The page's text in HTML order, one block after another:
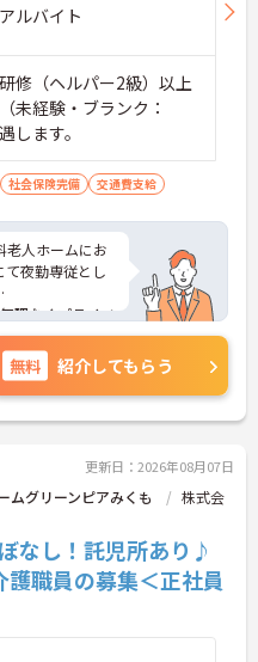
ルバイト
修（ヘルパー2級）以上
未経験・ブランク：
ます。
社会保険完備 交通費支給
老人ホームにお
て夜勤専従とし
理なくプライベ
けます。また、
でも安心して
ントなど、さら
ご相談くださ
無料 紹介してもらう
更新日：2026年08月07日
ムグリーンピアみくも
株式会
なし！託児所あり♪
職員の募集＜正社員